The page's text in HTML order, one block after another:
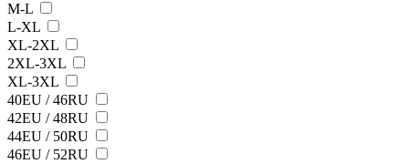
M-L
L-XL
XL-2XL
2XL-3XL
XL-3XL
40EU / 46RU
42EU / 48RU
44EU / 50RU
46EU / 52RU